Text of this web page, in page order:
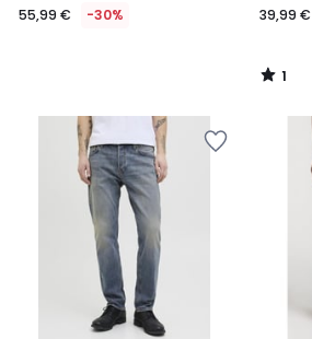
55,99 € -30% 39,99 €
1
/